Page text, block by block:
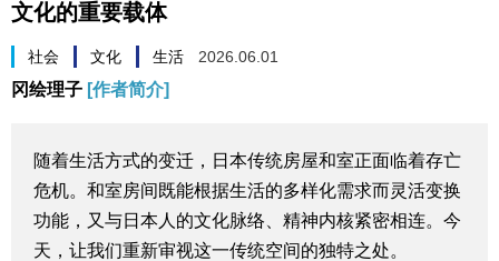
生活与旅游
视觉日本
新闻
文化的重要载体
社会 文化 生活 2026.06.01
冈绘理子 [作者简介]
随着生活方式的变迁，日本传统房屋和室正面临着存亡
危机。和室房间既能根据生活的多样化需求而灵活变换
功能，又与日本人的文化脉络、精神内核紧密相连。今
天，让我们重新审视这一传统空间的独特之处。